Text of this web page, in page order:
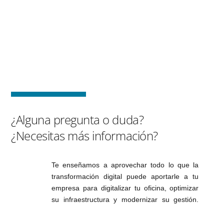
¿Alguna pregunta o duda?
¿Necesitas más información?
Te enseñamos a aprovechar todo lo que la
transformación digital puede aportarle a tu
empresa para digitalizar tu oficina, optimizar
su infraestructura y modernizar su gestión.